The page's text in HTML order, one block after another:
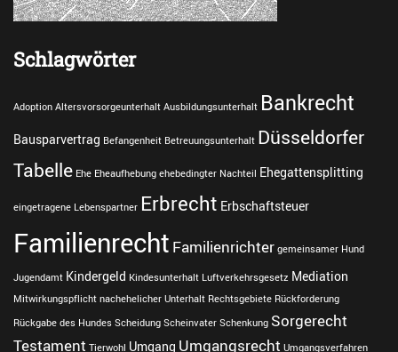
Schlagwörter
Adoption Altersvorsorgeunterhalt Ausbildungsunterhalt Bankrecht
Bausparvertrag Befangenheit Betreuungsunterhalt Düsseldorfer
Tabelle Ehe Eheaufhebung ehebedingter Nachteil Ehegattensplitting
eingetragene Lebenspartner Erbrecht Erbschaftsteuer
Familienrecht Familienrichter gemeinsamer Hund
Jugendamt Kindergeld Kindesunterhalt Luftverkehrsgesetz Mediation
Mitwirkungspflicht nachehelicher Unterhalt Rechtsgebiete Rückforderung
Rückgabe des Hundes Scheidung Scheinvater Schenkung Sorgerecht
Testament Tierwohl Umgang Umgangsrecht Umgangsverfahren